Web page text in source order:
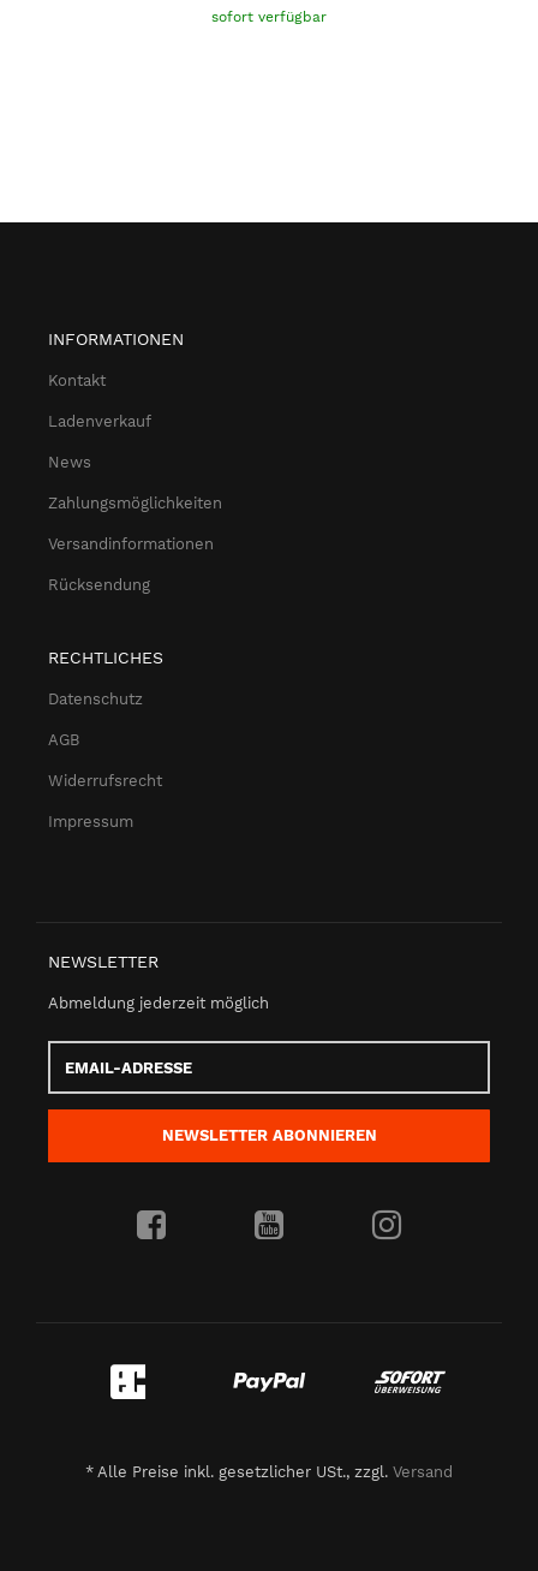
sofort verfügbar
INFORMATIONEN
Kontakt
Ladenverkauf
News
Zahlungsmöglichkeiten
Versandinformationen
Rücksendung
RECHTLICHES
Datenschutz
AGB
Widerrufsrecht
Impressum
NEWSLETTER
Abmeldung jederzeit möglich
Adresse
NEWSLETTER ABONNIEREN
* Alle Preise inkl. gesetzlicher USt., zzgl. Versand